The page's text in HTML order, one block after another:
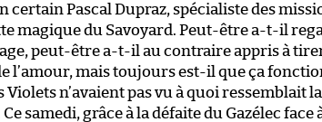
certain Pascal Dupraz, spécialiste des
magique du Savoyard. Peut-être a-t-il
peut-être a-t-il au contraire appris à
l’amour, mais toujours est-il que ça
n’avaient pas vu à quoi ressemblait
samedi, grâce à la défaite du Gazélec face